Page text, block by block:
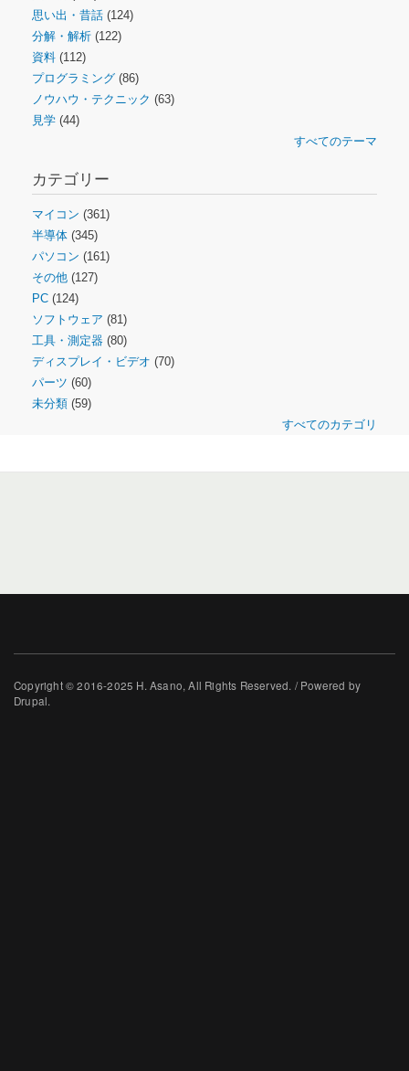
思い出・昔話 (124)
分解・解析 (122)
資料 (112)
プログラミング (86)
ノウハウ・テクニック (63)
見学 (44)
すべてのテーマ
カテゴリー
マイコン (361)
半導体 (345)
パソコン (161)
その他 (127)
PC (124)
ソフトウェア (81)
工具・測定器 (80)
ディスプレイ・ビデオ (70)
パーツ (60)
未分類 (59)
すべてのカテゴリ
Copyright © 2016-2025 H. Asano, All Rights Reserved. / Powered by
Drupal.